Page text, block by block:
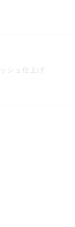
シュ仕上げ